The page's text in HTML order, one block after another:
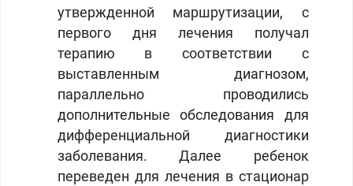
утвержденной маршрутизации, с
первого дня лечения получал
терапию в соответствии с
выставленным диагнозом,
параллельно проводились
дополнительные обследования для
дифференциальной диагностики
заболевания. Далее ребенок
переведен для лечения в стационар